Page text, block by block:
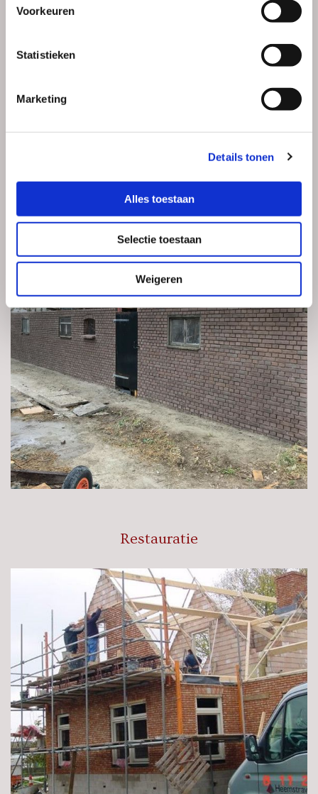
Voorkeuren
Statistieken
Marketing
Details tonen
Alles toestaan
Selectie toestaan
Weigeren
Renovatie
Restauratie